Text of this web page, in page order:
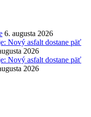
6. augusta 2026
Nový asfalt dostane päť
2026
Nový asfalt dostane päť
2026